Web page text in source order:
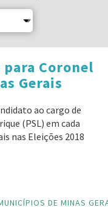
Coronel
Gerais
ao cargo de
(PSL) em cada
nas Eleições 2018
DE MINAS